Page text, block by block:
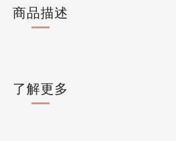
商品描述
了解更多